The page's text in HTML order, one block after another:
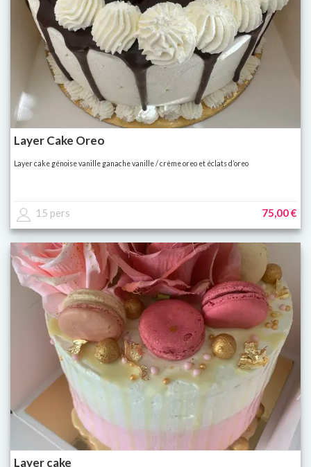
Layer Cake Oreo
Layer cake génoise vanille ganache vanille / crème oreo et éclats d’oreo
15 pers 75,00 €
Layer cake